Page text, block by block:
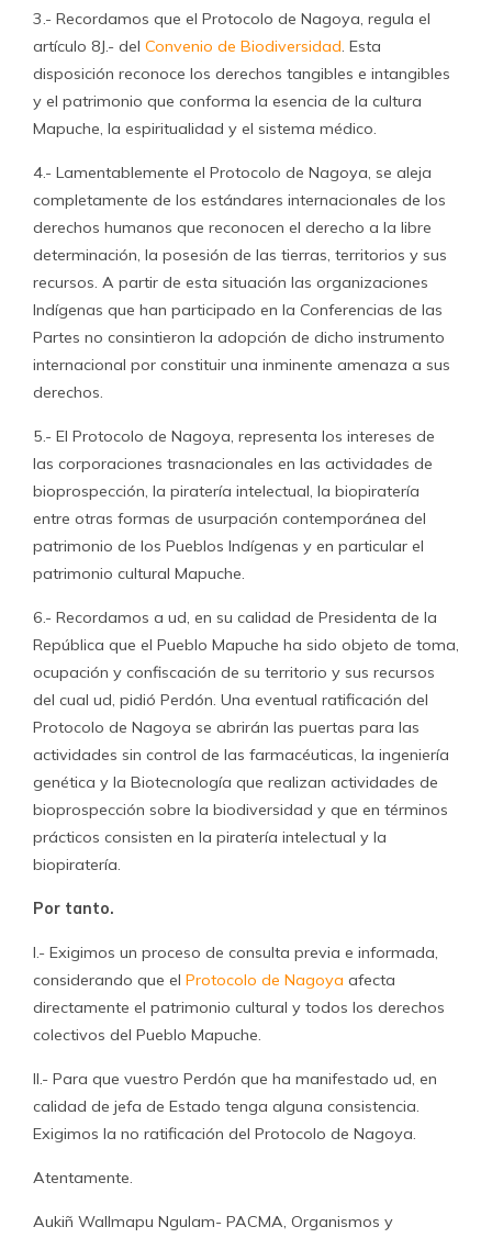
3.- Recordamos que el Protocolo de Nagoya, regula el
artículo 8J.- del Convenio de Biodiversidad. Esta
disposición reconoce los derechos tangibles e intangibles
y el patrimonio que conforma la esencia de la cultura
Mapuche, la espiritualidad y el sistema médico.
4.- Lamentablemente el Protocolo de Nagoya, se aleja
completamente de los estándares internacionales de los
derechos humanos que reconocen el derecho a la libre
determinación, la posesión de las tierras, territorios y sus
recursos. A partir de esta situación las organizaciones
Indígenas que han participado en la Conferencias de las
Partes no consintieron la adopción de dicho instrumento
internacional por constituir una inminente amenaza a sus
derechos.
5.- El Protocolo de Nagoya, representa los intereses de
las corporaciones trasnacionales en las actividades de
bioprospección, la piratería intelectual, la biopiratería
entre otras formas de usurpación contemporánea del
patrimonio de los Pueblos Indígenas y en particular el
patrimonio cultural Mapuche.
6.- Recordamos a ud, en su calidad de Presidenta de la
República que el Pueblo Mapuche ha sido objeto de toma,
ocupación y confiscación de su territorio y sus recursos
del cual ud, pidió Perdón. Una eventual ratificación del
Protocolo de Nagoya se abrirán las puertas para las
actividades sin control de las farmacéuticas, la ingeniería
genética y la Biotecnología que realizan actividades de
bioprospección sobre la biodiversidad y que en términos
prácticos consisten en la piratería intelectual y la
biopiratería.
Por tanto.
I.- Exigimos un proceso de consulta previa e informada,
considerando que el Protocolo de Nagoya afecta
directamente el patrimonio cultural y todos los derechos
colectivos del Pueblo Mapuche.
II.- Para que vuestro Perdón que ha manifestado ud, en
calidad de jefa de Estado tenga alguna consistencia.
Exigimos la no ratificación del Protocolo de Nagoya.
Atentamente.
Aukiñ Wallmapu Ngulam- PACMA, Organismos y